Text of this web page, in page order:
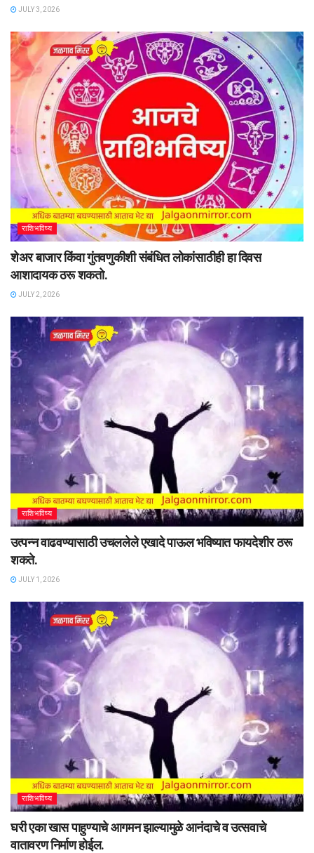
JULY 3, 2026
राशिभविष्य
शेअर बाजार किंवा गुंतवणुकीशी संबंधित लोकांसाठीही हा दिवस
आशादायक ठरू शकतो.
JULY 2, 2026
राशिभविष्य
उत्पन्न वाढवण्यासाठी उचललेले एखादे पाऊल भविष्यात फायदेशीर ठरू
शकते.
JULY 1, 2026
राशिभविष्य
घरी एका खास पाहुण्याचे आगमन झाल्यामुळे आनंदाचे व उत्सवाचे
वातावरण निर्माण होईल.